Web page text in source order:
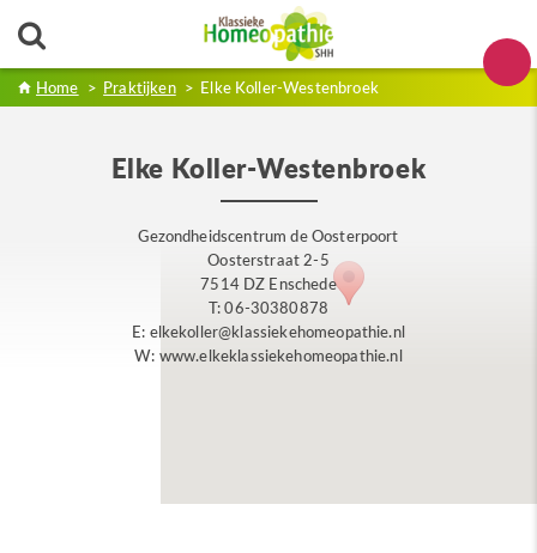
Home > Praktijken > Elke Koller-Westenbroek
Elke Koller-Westenbroek
Gezondheidscentrum de Oosterpoort
Oosterstraat 2-5
7514 DZ Enschede
T: 06-30380878
E: elkekoller@klassiekehomeopathie.nl
W: www.elkeklassiekehomeopathie.nl